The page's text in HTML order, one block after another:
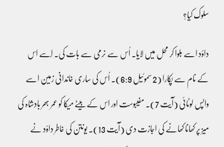
سلوک کیا؟
داؤد اسے بلوا کر محل میں لایا۔ اُس سے نرمی سے بات کی۔ اسُے اس
کے نام سے پکارا (2 سموئیل 6:9)۔ اُس کی ساری خاندانی زمین اسے
واپس لوٹائی (آیت 7)۔ مفیبوست اور اس کے بیٹے میکا کو عمر بھر بادشاہ کی
میز پر کھانا کھانے کی اجازت دی (آیت 13)۔ یونتن کی خاطر داؤد نے